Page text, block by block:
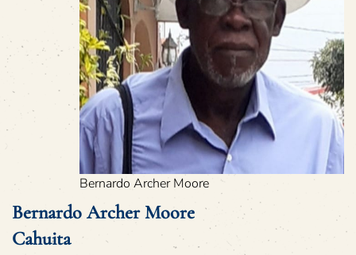
Bernardo Archer Moore
Bernardo Archer Moore
Cahuita